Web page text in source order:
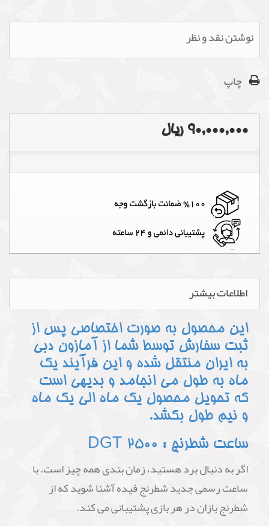
نوشتن نقد و نظر
چاپ
90,000,000 ریال
اطلاعات بیشتر
این محصول به صورت اختصاصی پس از
ثبت سفارش توسط شما از آمازون دبی
به ایران منتقل شده و این فرآیند یک
ماه به طول می انجامد و بدیهی است
که تحویل محصول یک ماه الی یک ماه
و نیم طول بکشد.
ساعت شطرنج : DGT 2500
اگر به دنبال برد هستید، زمان بندی همه چیز است. با
ساعت رسمی جدید شطرنج فیده آشنا شوید که از
شطرنج بازان در هر بازی پشتیبانی می کند.